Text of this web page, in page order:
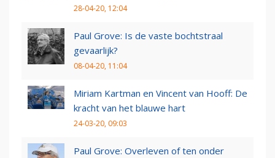
28-04-20, 12:04
Paul Grove: Is de vaste bochtstraal
gevaarlijk?
08-04-20, 11:04
Miriam Kartman en Vincent van Hooff: De
kracht van het blauwe hart
24-03-20, 09:03
Paul Grove: Overleven of ten onder